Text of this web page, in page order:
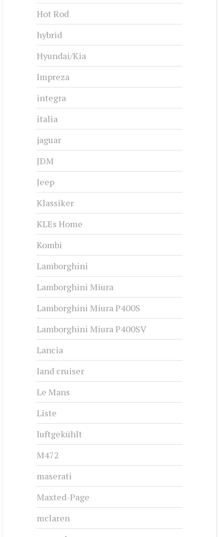
Hot Rod
hybrid
Hyundai/Kia
Impreza
integra
italia
jaguar
JDM
Jeep
Klassiker
KLEs Home
Kombi
Lamborghini
Lamborghini Miura
Lamborghini Miura P400S
Lamborghini Miura P400SV
Lancia
land cruiser
Le Mans
Liste
luftgekühlt
M472
maserati
Maxted-Page
mclaren